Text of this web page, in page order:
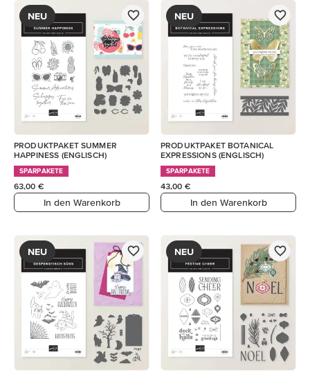
NEU
PRODUKTPAKET SUMMER
HAPPINESS (ENGLISCH)
SPARPAKETE
63,00 €
In den Warenkorb
NEU
PRODUKTPAKET BOTANICAL
EXPRESSIONS (ENGLISCH)
SPARPAKETE
43,00 €
In den Warenkorb
NEU NEU